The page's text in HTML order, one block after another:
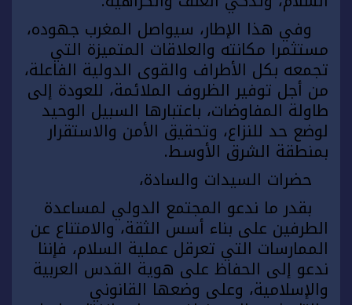
وفي هذا الإطار، سيواصل المغرب جهوده،
مستثمرا مكانته والعلاقات المتميزة التي
تجمعه بكل الأطراف والقوى الدولية الفاعلة،
من أجل توفير الظروف الملائمة، للعودة إلى
طاولة المفاوضات، باعتبارها السبيل الوحيد
لوضع حد للنزاع، وتحقيق الأمن والاستقرار
بمنطقة الشرق الأوسط.
حضرات السيدات والسادة،
بقدر ما ندعو المجتمع الدولي لمساعدة
الطرفين على بناء أسس الثقة، والامتناع عن
الممارسات التي تعرقل عملية السلام، فإننا
ندعو إلى الحفاظ على هوية القدس العربية
والإسلامية، وعلى وضعها القانوني